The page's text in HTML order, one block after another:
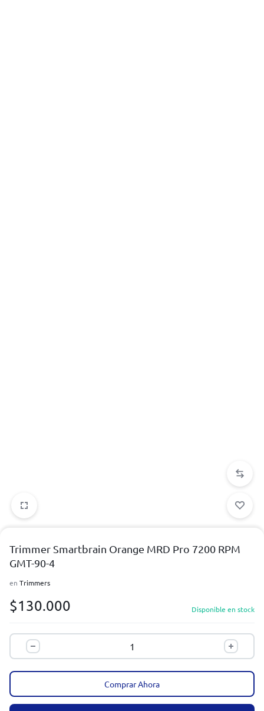
Trimmer Smartbrain Orange MRD Pro 7200 RPM
GMT-90-4
en Trimmers
$130.000 Disponible en stock
Comprar Ahora